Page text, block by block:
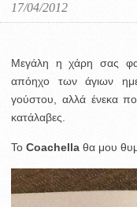
17/04/2012
Μεγάλη η χάρη σας
απόηχο των άγιων
γούστου, αλλά ένεκα
κατάλαβες.
Το Coachella θα μου